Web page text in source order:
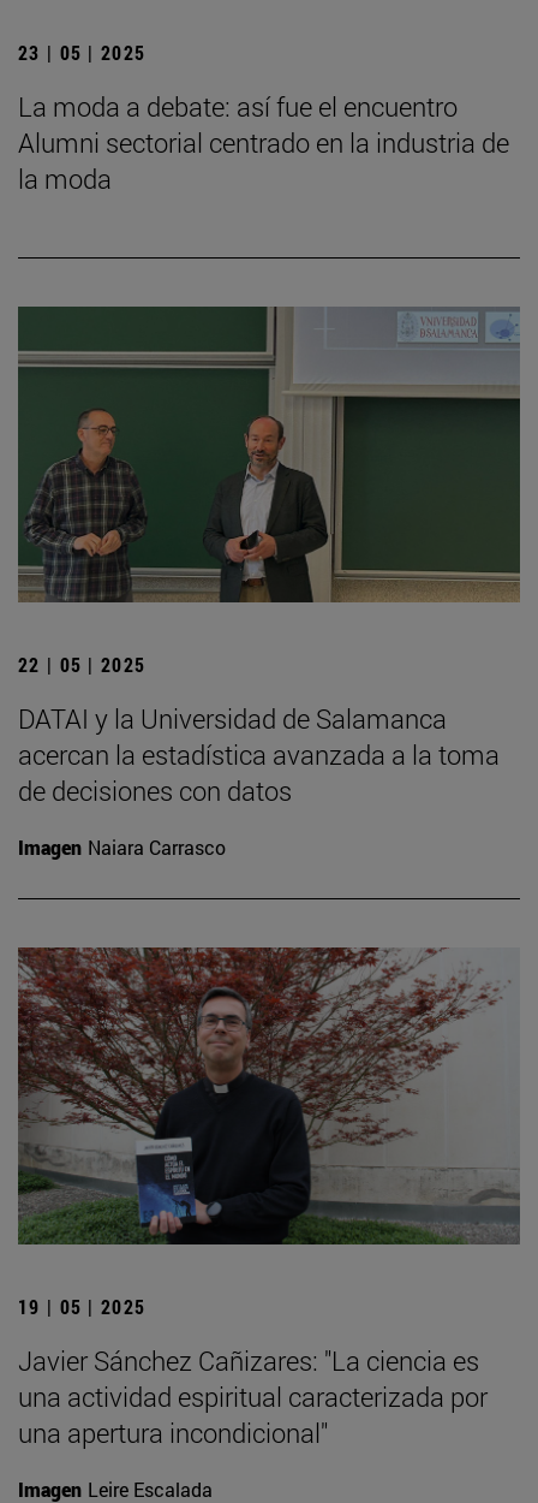
23 | 05 | 2025
La moda a debate: así fue el encuentro
Alumni sectorial centrado en la industria de
la moda
22 | 05 | 2025
DATAI y la Universidad de Salamanca
acercan la estadística avanzada a la toma
de decisiones con datos
Imagen Naiara Carrasco
19 | 05 | 2025
Javier Sánchez Cañizares: "La ciencia es
una actividad espiritual caracterizada por
una apertura incondicional"
Imagen Leire Escalada